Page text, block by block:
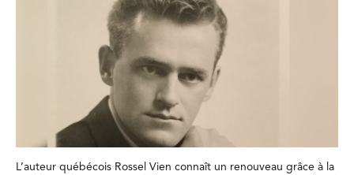
L’auteur québécois Rossel Vien connaît un renouveau grâce à la